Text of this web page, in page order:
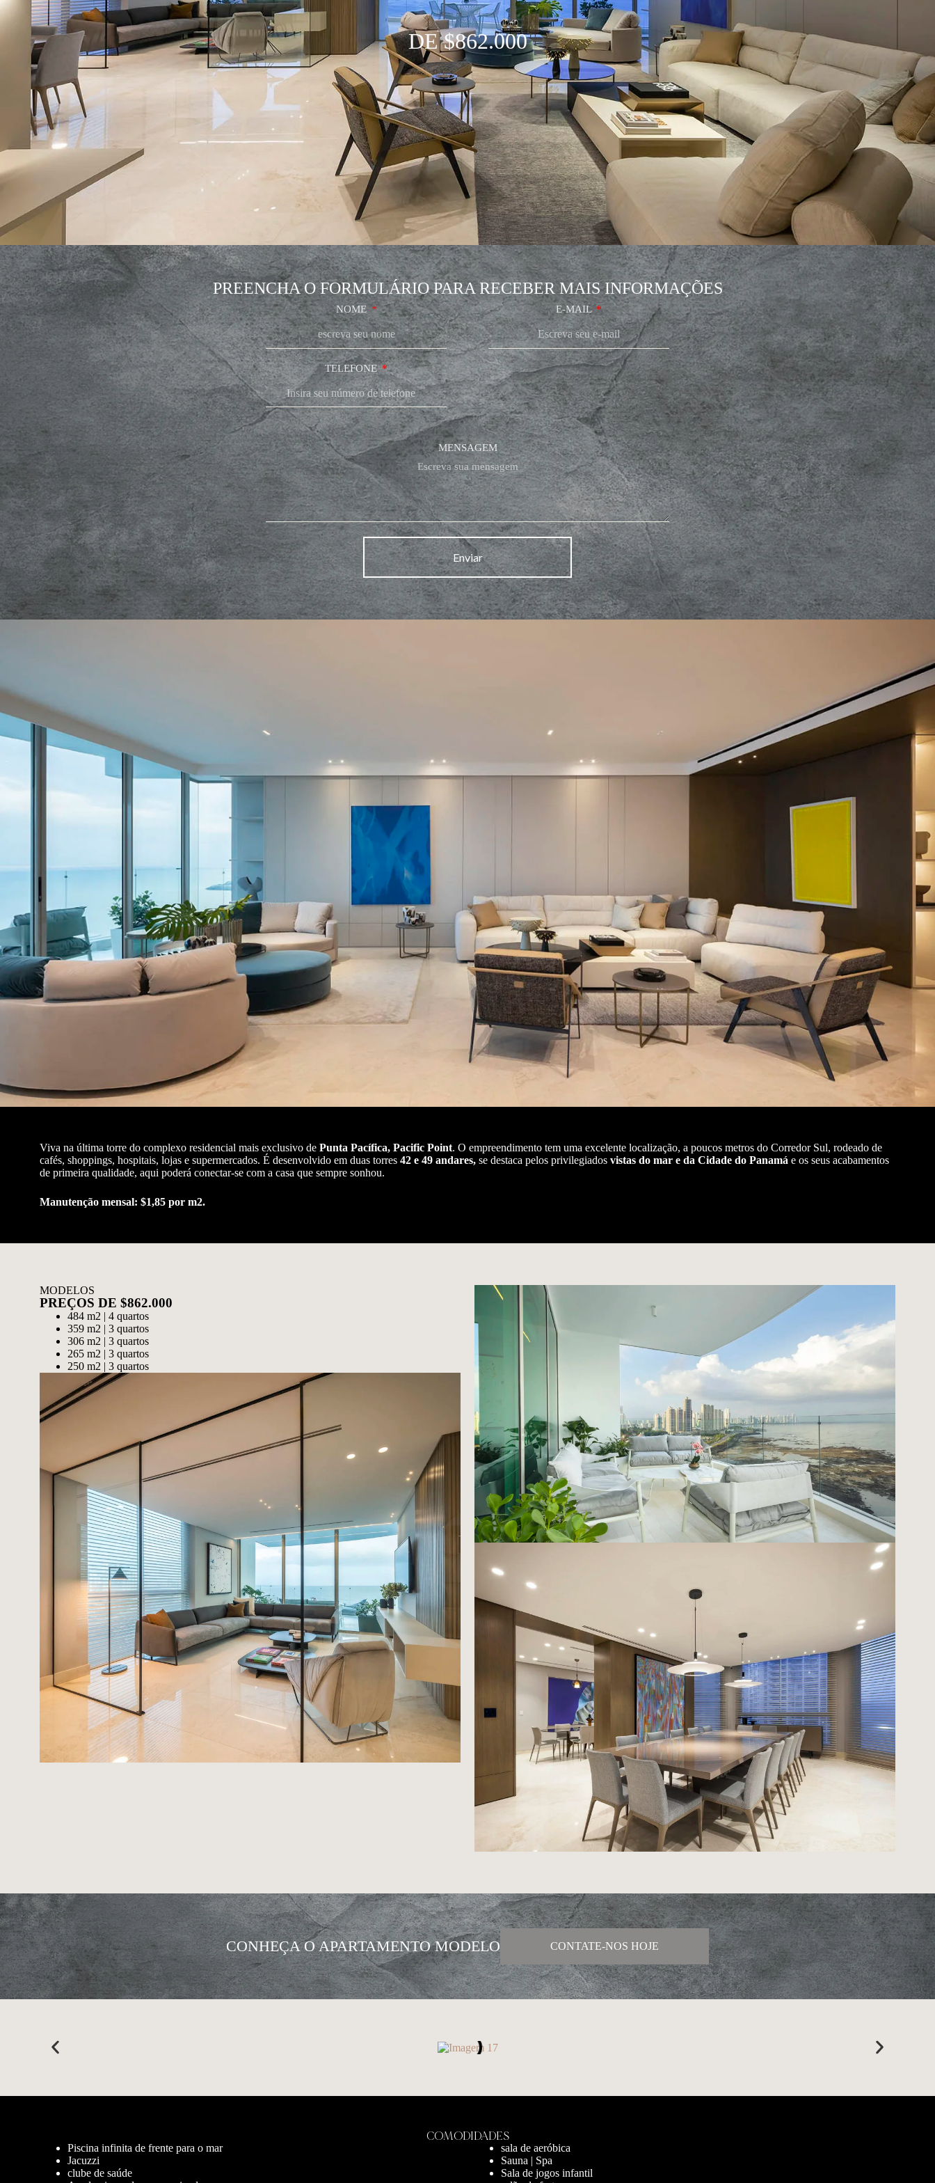
DE $862.000
PREENCHA O FORMULÁRIO PARA RECEBER MAIS INFORMAÇÕES
NOME E-MAIL
TELEFONE
MENSAGEM
Enviar
Viva na última torre do complexo residencial mais exclusivo de Punta Pacífica, Pacific Point. O empreendimento tem uma excelente localização, a poucos metros do Corredor Sul, rodeado de
cafés, shoppings, hospitais, lojas e supermercados. É desenvolvido em duas torres 42 e 49 andares, se destaca pelos privilegiados vistas do mar e da Cidade do Panamá e os seus acabamentos
de primeira qualidade, aqui poderá conectar-se com a casa que sempre sonhou.
Manutenção mensal: $1,85 por m2.
MODELOS
PREÇOS DE $862.000
484 m2 | 4 quartos
359 m2 | 3 quartos
306 m2 | 3 quartos
265 m2 | 3 quartos
250 m2 | 3 quartos
CONHEÇA O APARTAMENTO MODELO CONTATE-NOS HOJE
COMODIDADES
Piscina infinita de frente para o mar
Jacuzzi
clube de saúde
sala de aeróbica
Sauna | Spa
Sala de jogos infantil